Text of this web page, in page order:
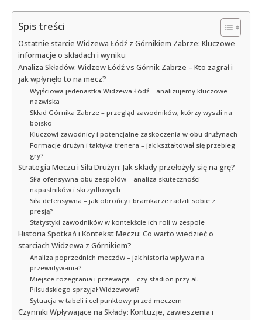
Spis treści
Ostatnie starcie Widzewa Łódź z Górnikiem Zabrze: Kluczowe
informacje o składach i wyniku
Analiza Składów: Widzew Łódź vs Górnik Zabrze – Kto zagrał i
jak wpłynęło to na mecz?
Wyjściowa jedenastka Widzewa Łódź – analizujemy kluczowe
nazwiska
Skład Górnika Zabrze – przegląd zawodników, którzy wyszli na
boisko
Kluczowi zawodnicy i potencjalne zaskoczenia w obu drużynach
Formacje drużyn i taktyka trenera – jak kształtował się przebieg
gry?
Strategia Meczu i Siła Drużyn: Jak składy przełożyły się na grę?
Siła ofensywna obu zespołów – analiza skuteczności
napastników i skrzydłowych
Siła defensywna – jak obrońcy i bramkarze radzili sobie z
presją?
Statystyki zawodników w kontekście ich roli w zespole
Historia Spotkań i Kontekst Meczu: Co warto wiedzieć o
starciach Widzewa z Górnikiem?
Analiza poprzednich meczów – jak historia wpływa na
przewidywania?
Miejsce rozegrania i przewaga – czy stadion przy al.
Piłsudskiego sprzyjał Widzewowi?
Sytuacja w tabeli i cel punktowy przed meczem
Czynniki Wpływające na Składy: Kontuzje, zawieszenia i